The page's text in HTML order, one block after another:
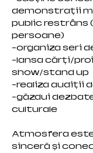
demonstrații
public restrâns
persoane)
-organiza seri
-lansa cărți/
show/stand up
-realiza audiții
-găzdui
culturale
Atmosfera
sinceră și